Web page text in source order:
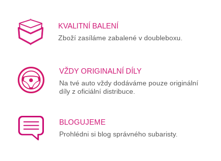
KVALITNÍ BALENÍ
Zboží zasíláme zabalené v doubleboxu.
VŽDY ORIGINALNÍ DÍLY
Na tvé auto vždy dodáváme pouze originální
díly z oficiální distribuce.
BLOGUJEME
Prohlédni si blog správného subaristy.